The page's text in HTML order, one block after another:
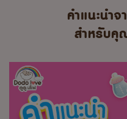
คำแนะนำ
สำหรับคุ